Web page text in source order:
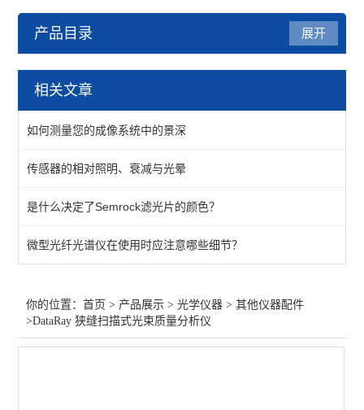
产品目录
光学仪器
激光校准
展开
相关文章
如何测量您的成像系统中的景深
传感器的相对照明、衰减与光晕
是什么决定了Semrock滤光片的颜色？
微型光纤光谱仪在使用时应注意哪些细节？
你的位置：首页 > 产品展示 >光学仪器 >其他仪器配件
>DataRay 狭缝扫描式光束质量分析仪